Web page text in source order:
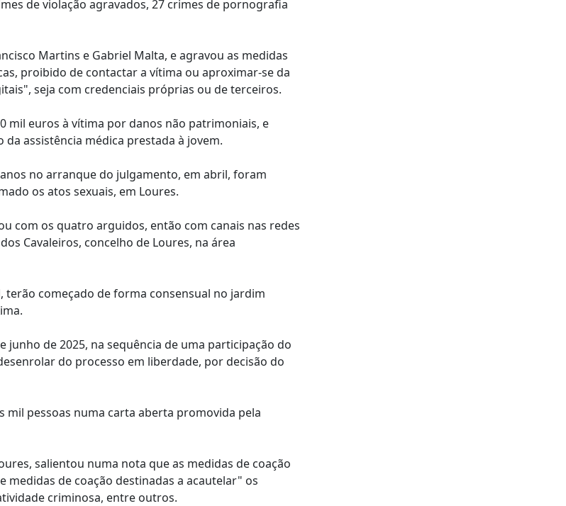
de violação agravados, 27 crimes de pornografia
Martins e Gabriel Malta, e agravou as medidas
proibido de contactar a vítima ou aproximar-se da
seja com credenciais próprias ou de terceiros.
mil euros à vítima por danos não patrimoniais, e
assistência médica prestada à jovem.
no arranque do julgamento, em abril, foram
os atos sexuais, em Loures.
com os quatro arguidos, então com canais nas redes
Cavaleiros, concelho de Loures, na área
terão começado de forma consensual no jardim
junho de 2025, na sequência de uma participação do
do processo em liberdade, por decisão do
pessoas numa carta aberta promovida pela
salientou numa nota que as medidas de coação
de coação destinadas a acautelar" os
criminosa, entre outros.